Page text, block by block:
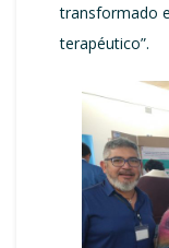
transformado
terapéutico”.